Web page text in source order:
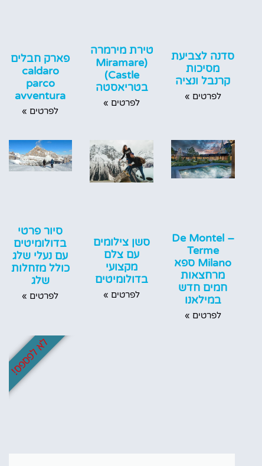
סדנה לצביעת
מסיכות
קרנבל ונציה
לפרטים »
טירת מירמרה
(Miramare
Castle)
בטריאסטה
לפרטים »
פארק חבלים
caldaro
parco
avventura
לפרטים »
De Montel –
Terme
Milano ספא
מרחצאות
חמים חדש
במילאנו
לפרטים »
סשן צילומים
עם צלם
מקצועי
בדולומיטים
לפרטים »
סיור פרטי
בדולומיטים
עם נעלי שלג
כולל מזחלות
שלג
לפרטים »
לא לפספס!